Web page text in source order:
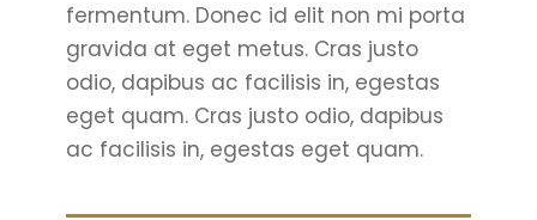
fermentum. Donec id elit non mi porta
gravida at eget metus. Cras justo
odio, dapibus ac facilisis in, egestas
eget quam. Cras justo odio, dapibus
ac facilisis in, egestas eget quam.